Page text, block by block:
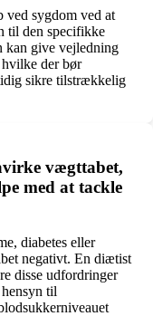
sygdom ved at
til den specifikke
kan give vejledning
der bør
sikre tilstrækkelig
vægttabet,
med at tackle
diabetes eller
negativt. En diætist
disse udfordringer
til